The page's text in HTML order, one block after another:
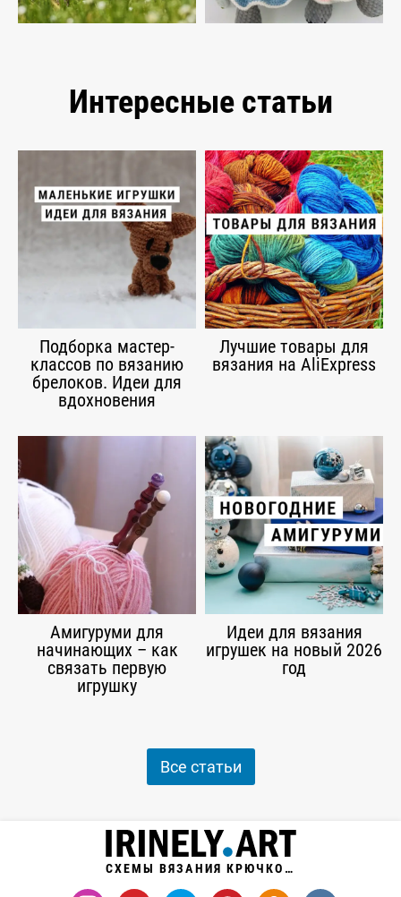
Интересные статьи
Подборка мастер-
классов по вязанию
брелоков. Идеи для
вдохновения
Лучшие товары для
вязания на AliExpress
Амигуруми для
начинающих – как
связать первую
игрушку
Идеи для вязания
игрушек на новый 2026
год
Все статьи
СХЕМЫ ВЯЗАНИЯ КРЮЧКОМ